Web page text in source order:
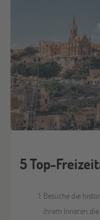
5 Top-
Besuche die
ihrem Inneren die